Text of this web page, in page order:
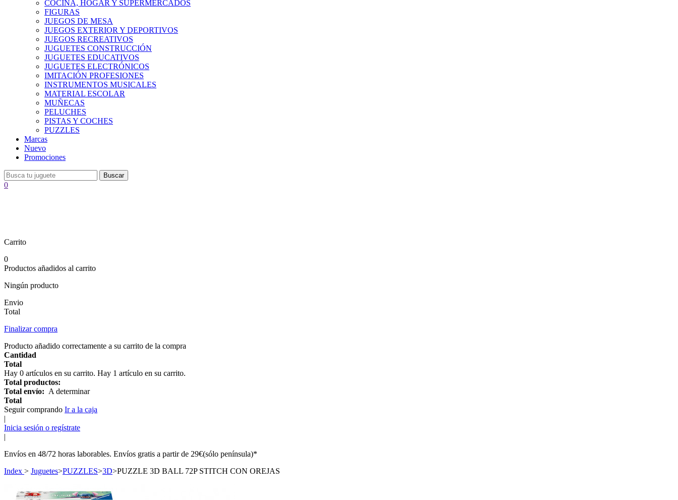
COCINA, HOGAR Y SUPERMERCADOS
FIGURAS
JUEGOS DE MESA
JUEGOS EXTERIOR Y DEPORTIVOS
JUEGOS RECREATIVOS
JUGUETES CONSTRUCCIÓN
JUGUETES EDUCATIVOS
JUGUETES ELECTRÓNICOS
IMITACIÓN PROFESIONES
INSTRUMENTOS MUSICALES
MATERIAL ESCOLAR
MUÑECAS
PELUCHES
PISTAS Y COCHES
PUZZLES
Marcas
Nuevo
Promociones
Buscar
0
Carrito
0
Productos añadidos al carrito
Ningún producto
Envio
Total
Finalizar compra
Producto añadido correctamente a su carrito de la compra
Cantidad
Total
Hay 0 artículos en su carrito. Hay 1 artículo en su carrito.
Total productos:
Total envío: A determinar
Total
Seguir comprando Ir a la caja
|
Inicia sesión o regístrate
|
Envíos en 48/72 horas laborables. Envíos gratis a partir de 29€(sólo península)*
Index > Juguetes>PUZZLES>3D>PUZZLE 3D BALL 72P STITCH CON OREJAS